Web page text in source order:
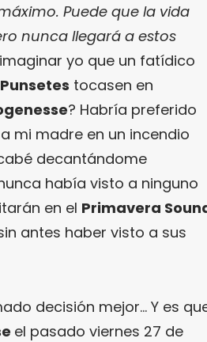
Puede que la vida
nunca llegará a estos
yo que un fatídico
tocasen en
? Habría preferido
mi madre en un incendio
decantándome
había visto a ninguno
en el Primavera
antes haber visto a sus
decisión mejor… Y es
el pasado viernes 27 de